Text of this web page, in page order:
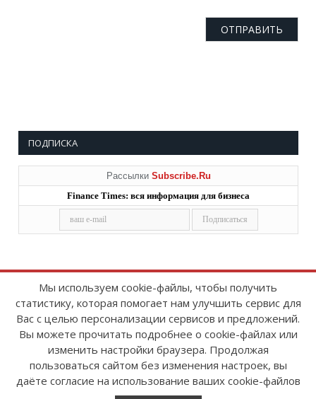
ПОДПИСКА
Рассылки Subscribe.Ru
Finance Times: вся информация для бизнеса
Copyright © 2008-2026FinanceTimes
Зарегистрировано в Роскомнадзоре
Свидетельство о регистрации СМИ:
серия Эл № ФС77-86300 от 10 ноября 2023 г
Мы используем cookie-файлы, чтобы получить
статистику, которая помогает нам улучшить сервис для
Вас с целью персонализации сервисов и предложений.
Вы можете прочитать подробнее о cookie-файлах или
изменить настройки браузера. Продолжая
пользоваться сайтом без изменения настроек, вы
даёте согласие на использование ваших cookie-файлов